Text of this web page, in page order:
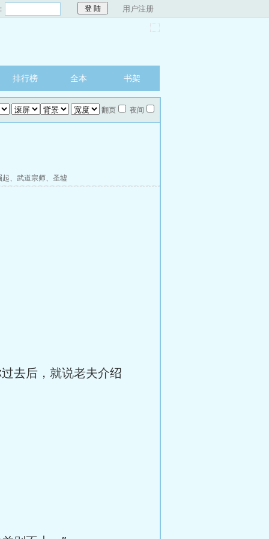
用户注册
排行榜 全本 书架
翻页 夜间
起、 武道宗师、 圣墟
去后，就说老夫介绍